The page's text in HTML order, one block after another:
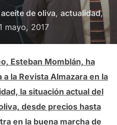
aceite de oliva, actualidad,
mayo, 2017
Esteban Momblán, ha
la Revista Almazara en la
la situación actual del
desde precios hasta
en la buena marcha de